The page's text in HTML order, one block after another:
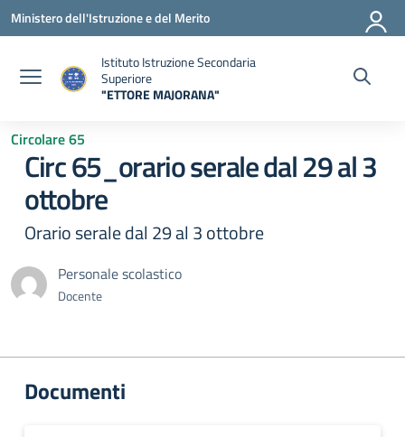
Vai ai contenuti
Vai al menu di navigazione
Vai al footer
Ministero dell'Istruzione e del Merito
Istituto Istruzione Secondaria
Superiore
"ETTORE MAJORANA"
Circolare 65
Circ 65_orario serale dal 29 al 3
ottobre
Orario serale dal 29 al 3 ottobre
Personale scolastico
Docente
Documenti